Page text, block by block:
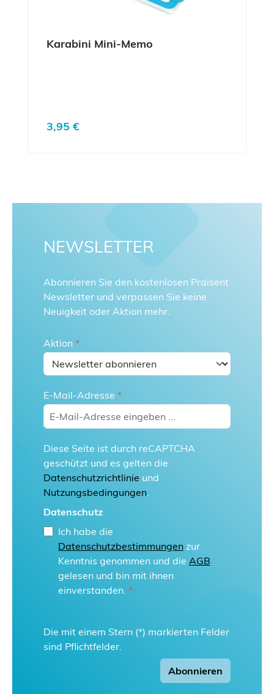
Karabini Mini-Memo
Regulärer Preis:
3,95 €
NEWSLETTER
Abonnieren Sie den kostenlosen Praisent
Newsletter und verpassen Sie keine
Neuigkeit oder Aktion mehr.
Aktion *
E-Mail-Adresse *
Diese Seite ist durch reCAPTCHA
geschützt und es gelten die
Datenschutzrichtlinie und
Nutzungsbedingungen.
Datenschutz
Ich habe die
Datenschutzbestimmungen zur
Kenntnis genommen und die AGB
gelesen und bin mit ihnen
einverstanden. *
Die mit einem Stern (*) markierten Felder
sind Pflichtfelder.
Abonnieren